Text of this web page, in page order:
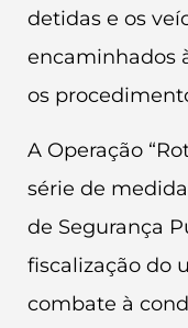
detidas e os
encaminhados
os
A Operação
série de
de Segurança
fiscalização do
combate à